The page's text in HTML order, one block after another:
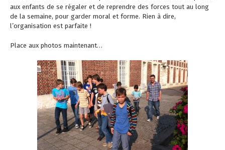
aux enfants de se régaler et de reprendre des forces tout au long
de la semaine, pour garder moral et forme. Rien à dire,
l’organisation est parfaite !
Place aux photos maintenant…